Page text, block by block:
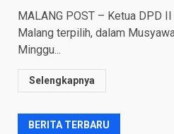
MALANG POST – Ketua DPD
Malang terpilih, dalam
Minggu...
Selengkapnya
BERITA TERBARU